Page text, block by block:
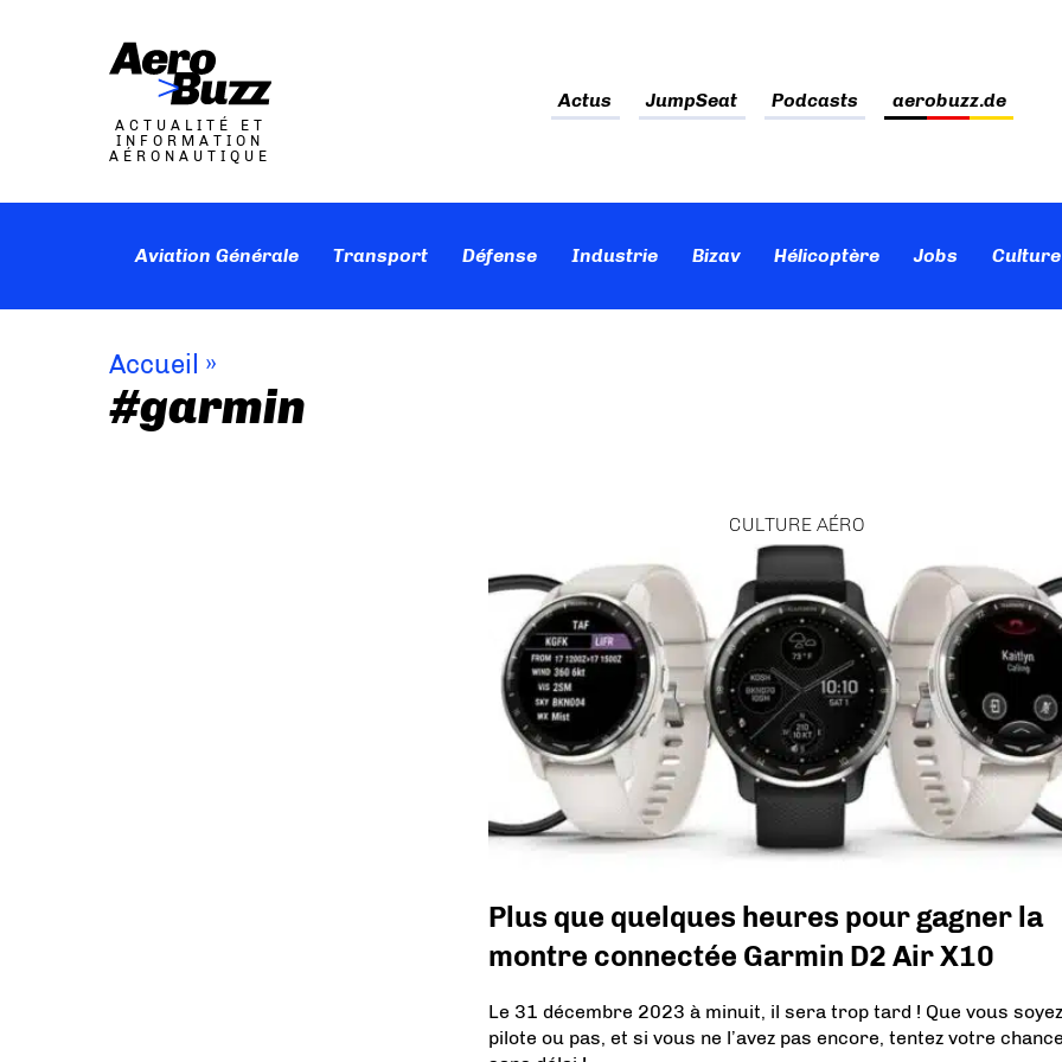
ACTUALITÉ ET
INFORMATION
AÉRONAUTIQUE
Actus JumpSeat Podcasts aerobuzz.de
Aviation Générale Transport Défense Industrie Bizav Hélicoptère Jobs
Accueil »
#garmin
CULTURE AÉRO
Plus que quelques heures pour gagner la
montre connectée Garmin D2 Air X10
Le 31 décembre 2023 à minuit, il sera trop tard ! Que vous soyez
pilote ou pas, et si vous ne l’avez pas encore, tentez votre